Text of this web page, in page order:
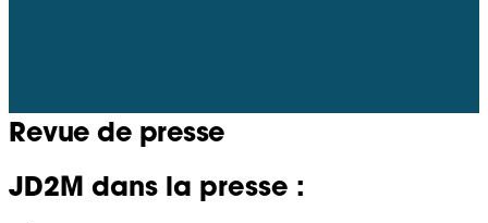
Revue de presse
JD2M dans la presse :